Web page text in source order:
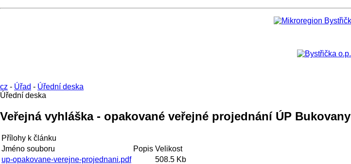
cz - Úřad - Úřední deska
Úřední deska
Veřejná vyhláška - opakované veřejné projednání ÚP Bukovany
Přílohy k článku
Jméno souboru
Popis Velikost
up-opakovane-verejne-projednani.pdf
508.5 Kb